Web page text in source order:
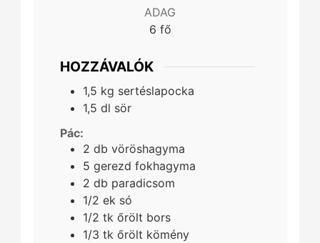
ADAG
6 fő
HOZZÁVALÓK
1,5 kg sertéslapocka
1,5 dl sör
Pác:
2 db vöröshagyma
5 gerezd fokhagyma
2 db paradicsom
1/2 ek só
1/2 tk őrölt bors
1/3 tk őrölt kömény